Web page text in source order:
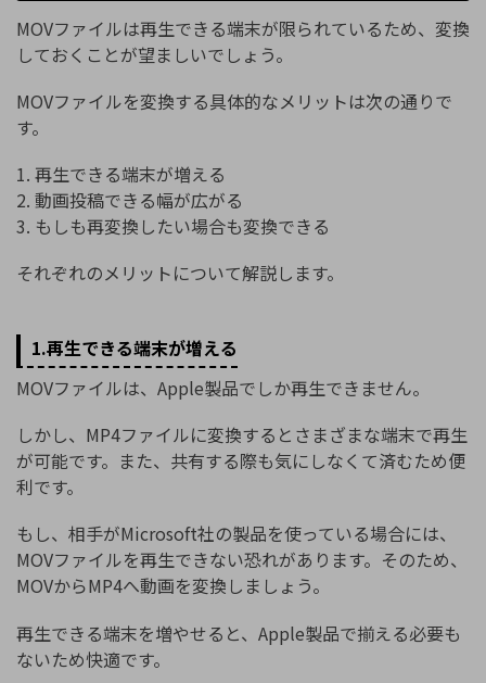
MOVファイルは再生できる端末が限られているため、変換
しておくことが望ましいでしょう。
MOVファイルを変換する具体的なメリットは次の通りで
す。
1. 再生できる端末が増える
2. 動画投稿できる幅が広がる
3. もしも再変換したい場合も変換できる
それぞれのメリットについて解説します。
1.再生できる端末が増える
MOVファイルは、Apple製品でしか再生できません。
しかし、MP4ファイルに変換するとさまざまな端末で再生
が可能です。また、共有する際も気にしなくて済むため便
利です。
もし、相手がMicrosoft社の製品を使っている場合には、
MOVファイルを再生できない恐れがあります。そのため、
MOVからMP4へ動画を変換しましょう。
再生できる端末を増やせると、Apple製品で揃える必要も
ないため快適です。